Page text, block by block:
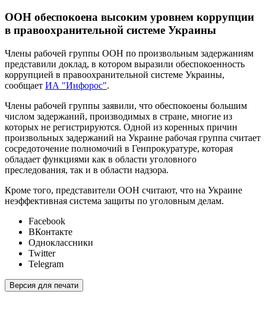
ООН обеспокоена высоким уровнем коррупции
в правоохранительной системе Украины
Члены рабочей группы ООН по произвольным задержаниям
представили доклад, в котором выразили обеспокоенность
коррупцией в правоохранительной системе Украины,
сообщает ИА "Инфорос".
Члены рабочей группы заявили, что обеспокоены большим
числом задержаний, производимых в стране, многие из
которых не регистрируются. Одной из коренных причин
произвольных задержаний на Украине рабочая группа считает
сосредоточение полномочий в Генпрокуратуре, которая
обладает функциями как в области уголовного
преследования, так и в области надзора.
Кроме того, представители ООН считают, что на Украине
неэффективная система защиты по уголовным делам.
Facebook
ВКонтакте
Одноклассники
Twitter
Telegram
Версия для печати